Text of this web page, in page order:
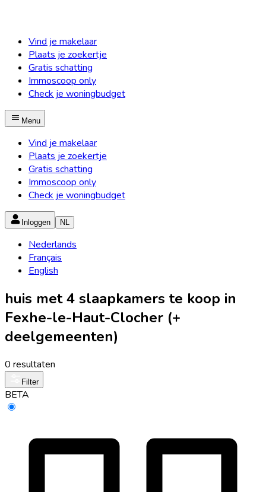
Vind je makelaar
Plaats je zoekertje
Gratis schatting
Immoscoop only
Check je woningbudget
Menu
Vind je makelaar
Plaats je zoekertje
Gratis schatting
Immoscoop only
Check je woningbudget
Inloggen NL
Nederlands
Français
English
huis met 4 slaapkamers te koop in
Fexhe-le-Haut-Clocher (+
deelgemeenten)
0 resultaten
Filter
BETA